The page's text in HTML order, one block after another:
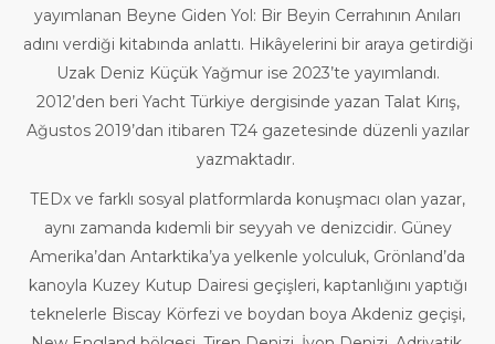
yayımlanan Beyne Giden Yol: Bir Beyin Cerrahının Anıları
adını verdiği kitabında anlattı. Hikâyelerini bir araya getirdiği
Uzak Deniz Küçük Yağmur ise 2023’te yayımlandı.
2012’den beri Yacht Türkiye dergisinde yazan Talat Kırış,
Ağustos 2019’dan itibaren T24 gazetesinde düzenli yazılar
yazmaktadır.
TEDx ve farklı sosyal platformlarda konuşmacı olan yazar,
aynı zamanda kıdemli bir seyyah ve denizcidir. Güney
Amerika’dan Antarktika’ya yelkenle yolculuk, Grönland’da
kanoyla Kuzey Kutup Dairesi geçişleri, kaptanlığını yaptığı
teknelerle Biscay Körfezi ve boydan boya Akdeniz geçişi,